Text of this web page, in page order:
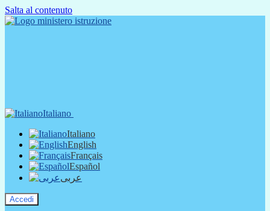
Salta al contenuto
Italiano
Italiano
English
Français
Español
عربى
Accedi